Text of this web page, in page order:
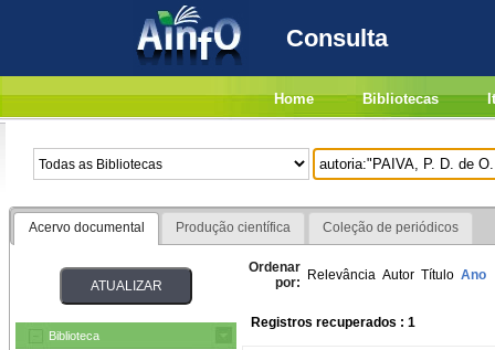
Consulta
Home Bibliotecas
Acervo documental Produção científica Coleção de periódicos
Biblioteca
Ordenar
por: Relevância Autor Título Ano
Registros recuperados : 1